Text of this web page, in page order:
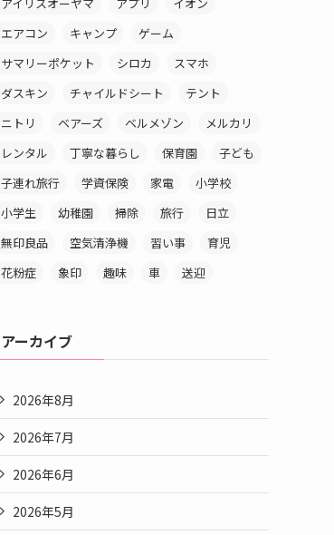
エアコン
キャンプ
ゲーム
サマリーポケット
シロカ
スマホ
ダスキン
チャイルドシート
テント
ニトリ
ベアーズ ベルメゾン
メルカリ
レンタル
丁寧な暮らし 保育園
子ども
子連れ旅行
学資保険 家電
小学校
小学生
幼稚園 掃除 旅行
日立
無印良品
空気清浄機 習い事
育児
花粉症
象印 趣味 車 送迎
アーカイブ
2026年8月
2026年7月
2026年6月
2026年5月